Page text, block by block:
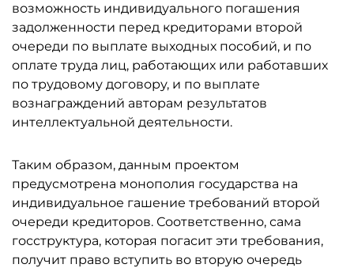
возможность индивидуального погашения
задолженности перед кредиторами второй
очереди по выплате выходных пособий, и по
оплате труда лиц, работающих или работавших
по трудовому договору, и по выплате
вознаграждений авторам результатов
интеллектуальной деятельности.
Таким образом, данным проектом
предусмотрена монополия государства на
индивидуальное гашение требований второй
очереди кредиторов. Соответственно, сама
госструктура, которая погасит эти требования,
получит право вступить во вторую очередь